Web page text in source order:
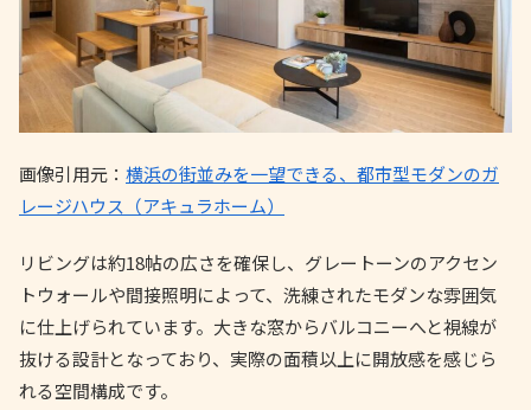
画像引用元： 横浜の街並みを一望できる、都市型モダンのガ
レージハウス（アキュラホーム）
リビングは約18帖の広さを確保し、グレートーンのアクセン
トウォールや間接照明によって、洗練されたモダンな雰囲気
に仕上げられています。大きな窓からバルコニーへと視線が
抜ける設計となっており、実際の面積以上に開放感を感じら
れる空間構成です。